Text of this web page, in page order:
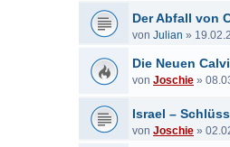
Der Abfall von
von Julian »
Die Neuen
von Joschie »
Israel –
von Joschie »